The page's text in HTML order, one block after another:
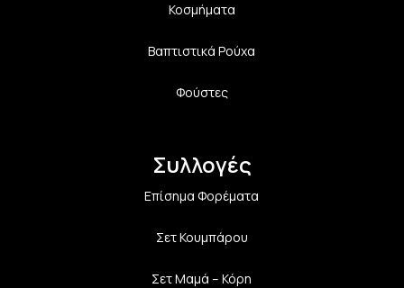
Κοσμήματα
Βαπτιστικά Ρούχα
Φούστες
Συλλογές
Επίσημα Φορέματα
Σετ Κουμπάρου
Σετ Μαμά – Κόρη